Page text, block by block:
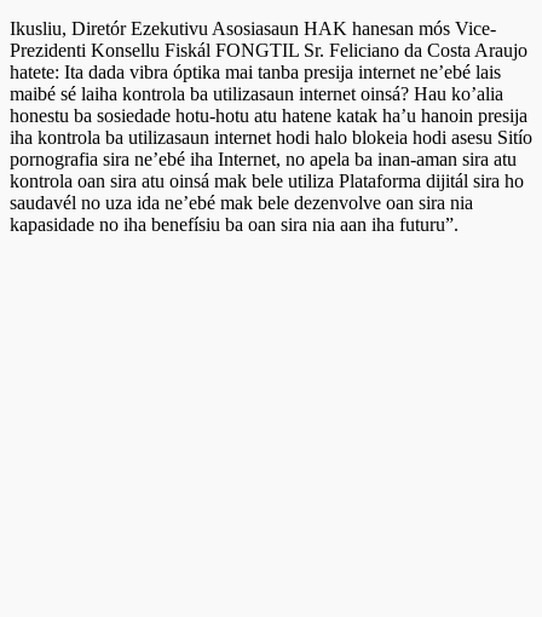
Ikusliu, Diretór Ezekutivu Asosiasaun HAK hanesan mós Vice-
Prezidenti Konsellu Fiskál FONGTIL Sr. Feliciano da Costa Araujo
hatete: Ita dada vibra óptika mai tanba presija internet ne’ebé lais
maibé sé laiha kontrola ba utilizasaun internet oinsá? Hau ko’alia
honestu ba sosiedade hotu-hotu atu hatene katak ha’u hanoin presija
iha kontrola ba utilizasaun internet hodi halo blokeia hodi asesu Sitío
pornografia sira ne’ebé iha Internet, no apela ba inan-aman sira atu
kontrola oan sira atu oinsá mak bele utiliza Plataforma dijitál sira ho
saudavél no uza ida ne’ebé mak bele dezenvolve oan sira nia
kapasidade no iha benefísiu ba oan sira nia aan iha futuru”.